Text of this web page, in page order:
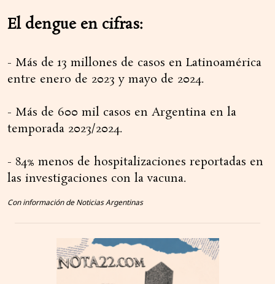
El dengue en cifras:
- Más de 13 millones de casos en Latinoamérica
entre enero de 2023 y mayo de 2024.
- Más de 600 mil casos en Argentina en la
temporada 2023/2024.
- 84% menos de hospitalizaciones reportadas en
las investigaciones con la vacuna.
Con información de Noticias Argentinas